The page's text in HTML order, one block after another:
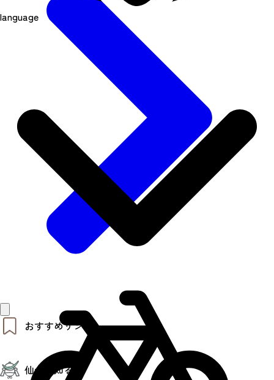
language
おすすめリンク
仙台夜時間
モデルコース
仙台を知る